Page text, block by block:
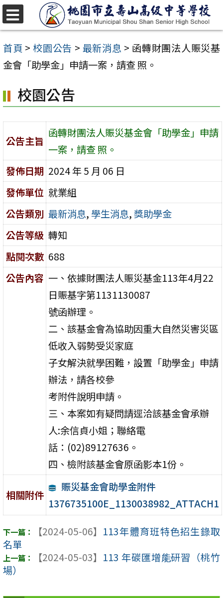
跳
至
主
要
容
區
首頁 > 校園公告 > 最新消息 > 函轉財團法人賑災基
金會「助學金」申請一案，請查 照。
校園公告
公告主旨
函轉財團法人賑災基金會「助學金」申請
一案，請查 照。
發佈日期 2024 年 5 月 06 日
發佈單位 就業組
公告類別 最新消息, 學生消息, 獎助學金
公告等級 轉知
點閱次數 688
公告內容 一、依據財團法人賑災基金113年4月22
日賑基字第1131130087
號函辦理。
二、該基金會為協助因重大自然災害災區
低收入弱勢受災家庭
子女解決就學困難，設置「助學金」申請
辦法，請各校參
考附件說明申請。
三、本案如有疑問請逕洽該基金會承辦
人:余信貞小姐；聯絡電
話：(02)89127636。
四、檢附該基金會原函影本1份。
相關附件
賑災基金會助學金附件
1376735100E_1130038982_ATTACH1
【2024-05-06】 113年體育班特色招生錄取
名單
【2024-05-03】 113 年碳匯增能研習（桃竹
場）
選
單